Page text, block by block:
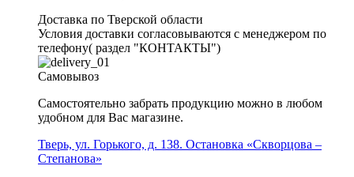
Доставка по Тверской области
Условия доставки согласовываются с менеджером по
телефону( раздел "КОНТАКТЫ")
Самовывоз
Самостоятельно забрать продукцию можно в любом
удобном для Вас магазине.
Тверь, ул. Горького, д. 138. Остановка «Скворцова –
Степанова»